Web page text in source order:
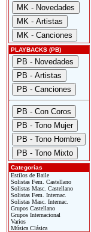
PLAYBACKS (PB)
Categorías
Estilos de Baile
Solistas Fem. Castellano
Solistas Masc. Castellano
Solistas Fem. Internac.
Solistas Masc. Internac.
Grupos Castellano
Grupos Internacional
Varios
Música Clásica